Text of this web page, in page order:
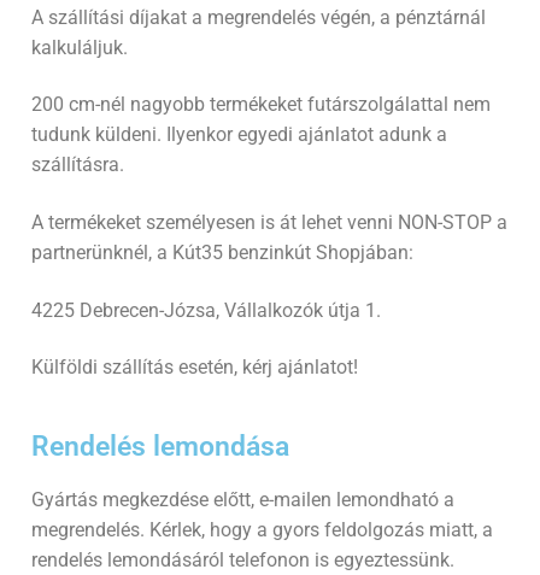
A szállítási díjakat a megrendelés végén, a pénztárnál
kalkuláljuk.
200 cm-nél nagyobb termékeket futárszolgálattal nem
tudunk küldeni. Ilyenkor egyedi ajánlatot adunk a
szállításra.
A termékeket személyesen is át lehet venni NON-STOP a
partnerünknél, a Kút35 benzinkút Shopjában:
4225 Debrecen-Józsa, Vállalkozók útja 1.
Külföldi szállítás esetén, kérj ajánlatot!
Rendelés lemondása
Gyártás megkezdése előtt, e-mailen lemondható a
megrendelés. Kérlek, hogy a gyors feldolgozás miatt, a
rendelés lemondásáról telefonon is egyeztessünk.